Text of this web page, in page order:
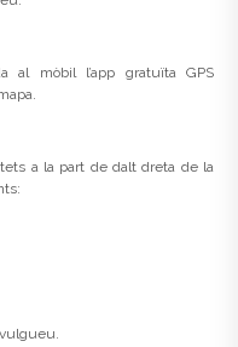
al mòbil l’app gratuïta GPS
a la part de dalt dreta de la